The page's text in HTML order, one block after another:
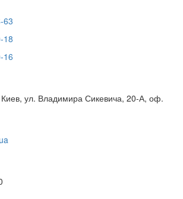
63
18
16
ул. Владимира Сикевича, 20-А, оф.